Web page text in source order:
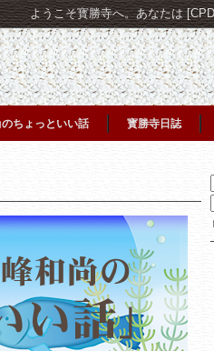
ようこそ寳勝寺へ。あなたは
ちょっといい話 寳勝寺日誌